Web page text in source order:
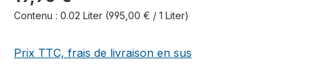
Contenu : 0.02 Liter (995,00 € / 1 Liter)
Prix TTC, frais de livraison en sus